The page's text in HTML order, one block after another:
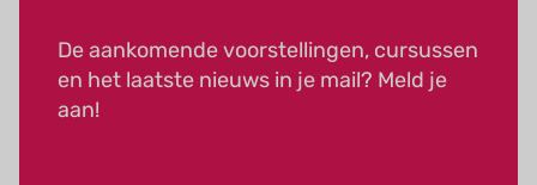
De aankomende voorstellingen, cursussen
en het laatste nieuws in je mail? Meld je
aan!